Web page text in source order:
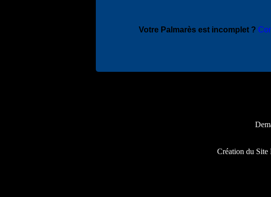
Votre Palmarès est incomplet ?
Création du Site